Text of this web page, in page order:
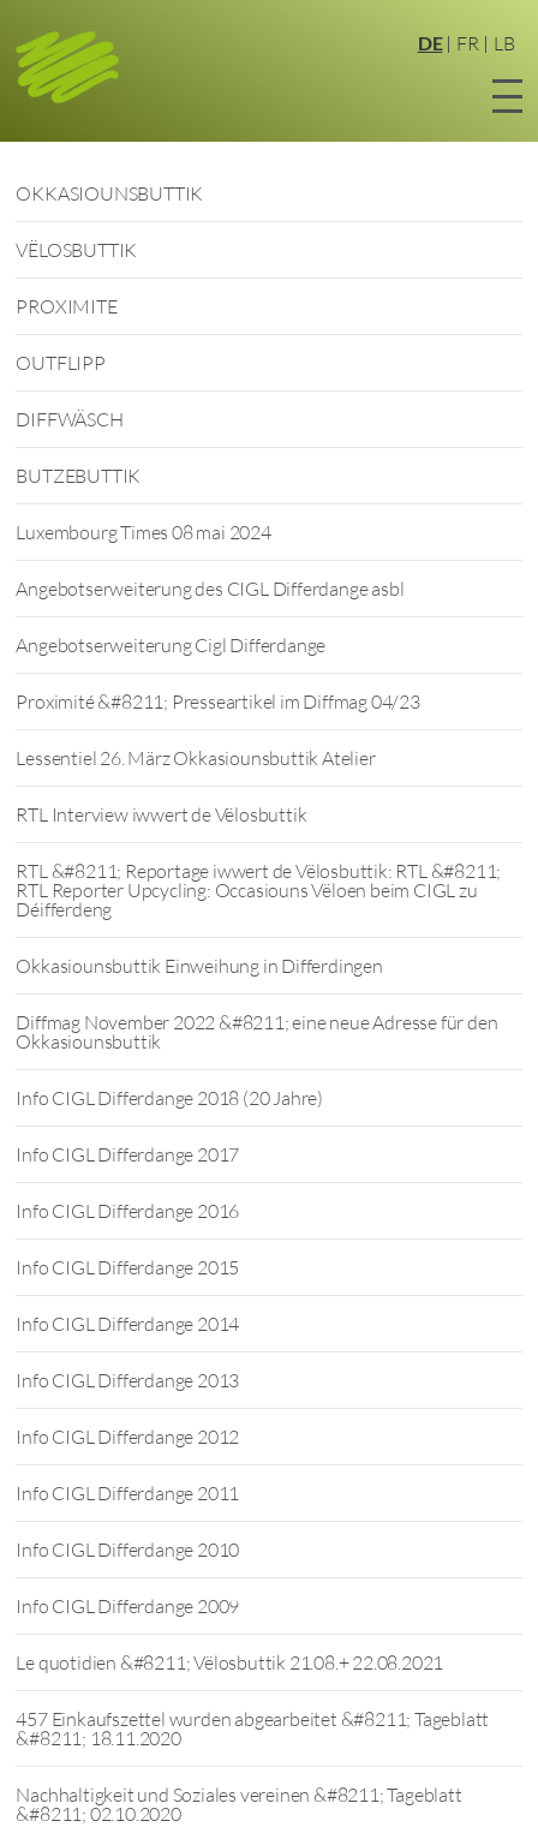
DE FR LB
OKKASIOUNSBUTTIK
VËLOSBUTTIK
PROXIMITE
OUTFLIPP
DIFFWÄSCH
BUTZEBUTTIK
Luxembourg Times 08 mai 2024
Angebotserweiterung des CIGL Differdange asbl
Angebotserweiterung Cigl Differdange
Proximité &#8211; Presseartikel im Diffmag 04/23
Lessentiel 26. März Okkasiounsbuttik Atelier
RTL Interview iwwert de Vëlosbuttik
RTL &#8211; Reportage iwwert de Vëlosbuttik: RTL &#8211;
RTL Reporter Upcycling: Occasiouns Vëloen beim CIGL zu
Déifferdeng
Okkasiounsbuttik Einweihung in Differdingen
Diffmag November 2022 &#8211; eine neue Adresse für den
Okkasiounsbuttik
Info CIGL Differdange 2018 (20 Jahre)
Info CIGL Differdange 2017
Info CIGL Differdange 2016
Info CIGL Differdange 2015
Info CIGL Differdange 2014
Info CIGL Differdange 2013
Info CIGL Differdange 2012
Info CIGL Differdange 2011
Info CIGL Differdange 2010
Info CIGL Differdange 2009
Le quotidien &#8211; Vëlosbuttik 21.08.+ 22.08.2021
457 Einkaufszettel wurden abgearbeitet &#8211; Tageblatt
&#8211; 18.11.2020
Nachhaltigkeit und Soziales vereinen &#8211; Tageblatt
&#8211; 02.10.2020